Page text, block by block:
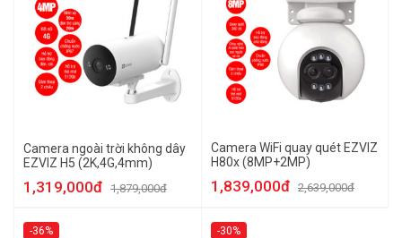
Camera ngoài trời không dây
EZVIZ H5 (2K,4G,4mm)
1,319,000đ 1,879,000đ
Camera WiFi quay quét EZVIZ
H80x (8MP+2MP)
1,839,000đ 2,639,000đ
-36% -30%